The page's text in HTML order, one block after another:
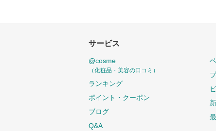
サービス
@cosme
（化粧品・美容の口コミ）
ランキング
ポイント・クーポン
ブログ
Q&A